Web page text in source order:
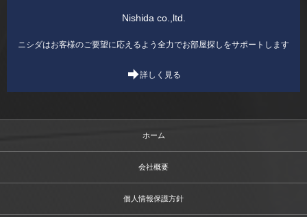
Nishida co.,ltd.
ニシダはお客様のご要望に応えるよう全力でお部屋探しをサポートします
詳しく見る
ホーム
会社概要
個人情報保護方針